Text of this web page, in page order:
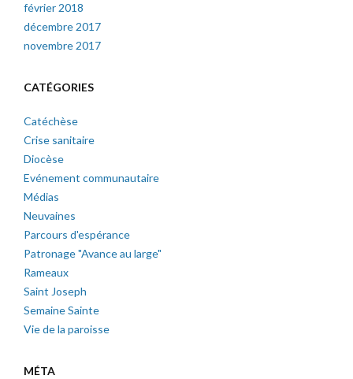
février 2018
décembre 2017
novembre 2017
CATÉGORIES
Catéchèse
Crise sanitaire
Diocèse
Evénement communautaire
Médias
Neuvaines
Parcours d'espérance
Patronage "Avance au large"
Rameaux
Saint Joseph
Semaine Sainte
Vie de la paroisse
MÉTA